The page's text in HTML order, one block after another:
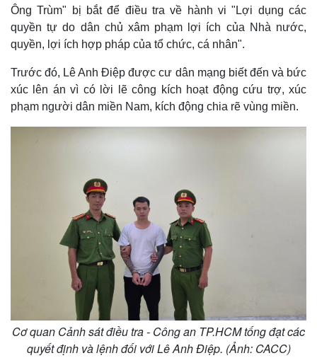
Ông Trùm" bị bắt để điều tra về hành vi "Lợi dụng các
quyền tự do dân chủ xâm phạm lợi ích của Nhà nước,
quyền, lợi ích hợp pháp của tổ chức, cá nhân".
Trước đó, Lê Anh Điệp được cư dân mạng biết đến và bức
xúc lên án vì có lời lẽ công kích hoạt động cứu trợ, xúc
phạm người dân miền Nam, kích động chia rẽ vùng miền.
Cơ quan Cảnh sát điều tra - Công an TP.HCM tống đạt các
quyết định và lệnh đối với Lê Anh Điệp. (Ảnh: CACC)